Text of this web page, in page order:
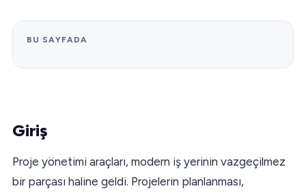
BU SAYFADA
Giriş
Proje yönetimi araçları, modern iş yerinin vazgeçilmez
bir parçası haline geldi. Projelerin planlanması,